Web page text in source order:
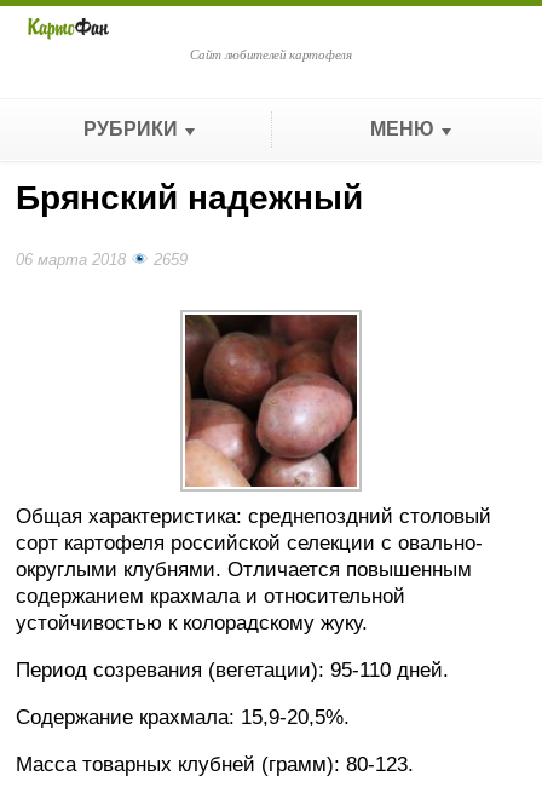
Сайт любителей картофеля
РУБРИКИ МЕНЮ
Брянский надежный
06 марта 2018 2659
Общая характеристика: среднепоздний столовый
сорт картофеля российской селекции с овально-
округлыми клубнями. Отличается повышенным
содержанием крахмала и относительной
устойчивостью к колорадскому жуку.
Период созревания (вегетации): 95-110 дней.
Содержание крахмала: 15,9-20,5%.
Масса товарных клубней (грамм): 80-123.